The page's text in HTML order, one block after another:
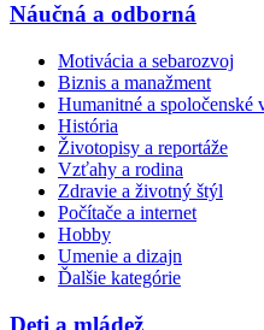
Náučná a odborná
Motivácia a sebarozvoj
Biznis a manažment
Humanitné a spoločenské
História
Životopisy a reportáže
Vzťahy a rodina
Zdravie a životný štýl
Počítače a internet
Hobby
Umenie a dizajn
Ďalšie kategórie
Deti a mládež